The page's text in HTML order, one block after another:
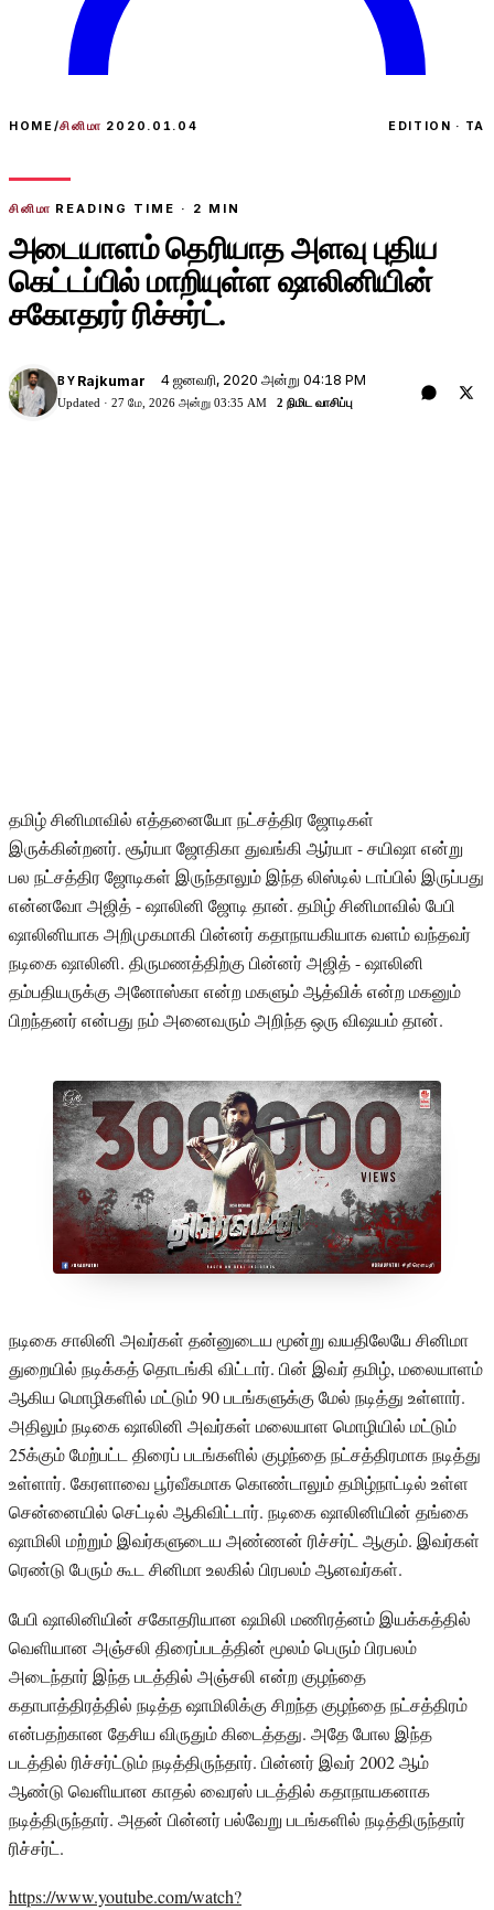
HOME/சினிமா 2020.01.04 EDITION · TA
சினிமா READING TIME · 2 MIN
அடையாளம் தெரியாத அளவு புதிய
கெட்டப்பில் மாறியுள்ள ஷாலினியின்
சகோதரர் ரிச்சர்ட்.
BY Rajkumar 4 ஜனவரி, 2020 அன்று 04:18 PM
Updated · 27 மே, 2026 அன்று 03:35 AM 2 நிமிட வாசிப்பு
தமிழ் சினிமாவில் எத்தனையோ நட்சத்திர ஜோடிகள்
இருக்கின்றனர். சூர்யா ஜோதிகா துவங்கி ஆர்யா - சயிஷா என்று
பல நட்சத்திர ஜோடிகள் இருந்தாலும் இந்த லிஸ்டில் டாப்பில் இருப்பது
என்னவோ அஜித் - ஷாலினி ஜோடி தான். தமிழ் சினிமாவில் பேபி
ஷாலினியாக அறிமுகமாகி பின்னர் கதாநாயகியாக வளம் வந்தவர்
நடிகை ஷாலினி. திருமணத்திற்கு பின்னர் அஜித் - ஷாலினி
தம்பதியருக்கு அனோஸ்கா என்ற மகளும் ஆத்விக் என்ற மகனும்
பிறந்தனர் என்பது நம் அனைவரும் அறிந்த ஒரு விஷயம் தான்.
நடிகை சாலினி அவர்கள் தன்னுடைய மூன்று வயதிலேயே சினிமா
துறையில் நடிக்கத் தொடங்கி விட்டார். பின் இவர் தமிழ், மலையாளம்
ஆகிய மொழிகளில் மட்டும் 90 படங்களுக்கு மேல் நடித்து உள்ளார்.
அதிலும் நடிகை ஷாலினி அவர்கள் மலையாள மொழியில் மட்டும்
25க்கும் மேற்பட்ட திரைப் படங்களில் குழந்தை நட்சத்திரமாக நடித்து
உள்ளார். கேரளாவை பூர்வீகமாக கொண்டாலும் தமிழ்நாட்டில் உள்ள
சென்னையில் செட்டில் ஆகிவிட்டார். நடிகை ஷாலினியின் தங்கை
ஷாமிலி மற்றும் இவர்களுடைய அண்ணன் ரிச்சர்ட் ஆகும். இவர்கள்
ரெண்டு பேரும் கூட சினிமா உலகில் பிரபலம் ஆனவர்கள்.
பேபி ஷாலினியின் சகோதரியான ஷமிலி மணிரத்னம் இயக்கத்தில்
வெளியான அஞ்சலி திரைப்படத்தின் மூலம் பெரும் பிரபலம்
அடைந்தார் இந்த படத்தில் அஞ்சலி என்ற குழந்தை
கதாபாத்திரத்தில் நடித்த ஷாமிலிக்கு சிறந்த குழந்தை நட்சத்திரம்
என்பதற்கான தேசிய விருதும் கிடைத்தது. அதே போல இந்த
படத்தில் ரிச்சர்ட்டும் நடித்திருந்தார். பின்னர் இவர் 2002 ஆம்
ஆண்டு வெளியான காதல் வைரஸ் படத்தில் கதாநாயகனாக
நடித்திருந்தார். அதன் பின்னர் பல்வேறு படங்களில் நடித்திருந்தார்
ரிச்சர்ட்.
https://www.youtube.com/watch?